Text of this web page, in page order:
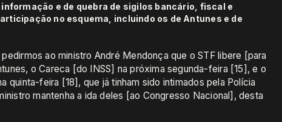
informação e de quebra de sigilos bancário, fiscal e
no esquema, incluindo os de Antunes e de
ao ministro André Mendonça que o STF libere [para
o Careca [do INSS] na próxima segunda-feira [15], e o
quinta-feira [18], que já tinham sido intimados pela Polícia
mantenha a ida deles [ao Congresso Nacional], desta